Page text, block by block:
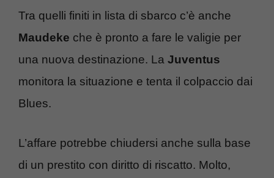
Tra quelli finiti in lista di sbarco c’è anche
Maudeke che è pronto a fare le valigie per
una nuova destinazione. La Juventus
monitora la situazione e tenta il colpaccio dai
Blues.
L’affare potrebbe chiudersi anche sulla base
di un prestito con diritto di riscatto. Molto,